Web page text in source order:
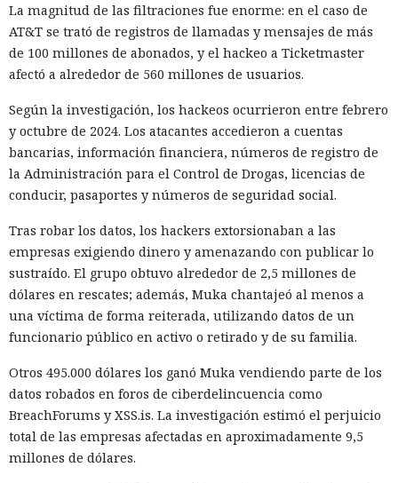
regulador no precisó si estas acciones están relacionadas
con la revisión a Palo Alto.
La presión sobre la compañía no es nueva: ya en enero se
software de más de una decena de desarrolladores
estadounidenses e israelíes de soluciones de
ciberseguridad, incluida Palo Alto Networks. Esta última,
por cierto, se especializa en protección de redes y en la
nube, y tiene oficinas en Pekín, Shanghái, Cantón,
Un escenario similar ya se desarrolló con el fabricante de
chips de memoria Micron Technology. En 2023, la
Administración del Ciberespacio de China determinó que
los productos de la compañía no superaron la revisión y
prohibió a los operadores de infraestructura crítica del país
su negocio y en otoño de 2025 suspendió por completo las
entregas de chips para servidores a los centros de datos
chinos, conservando ventas solo en los sectores automotriz
y móvil.
La magnitud de las filtraciones fue enorme: en el caso de
AT&T se trató de registros de llamadas y mensajes de más
de 100 millones de abonados, y el hackeo a Ticketmaster
afectó a alrededor de 560 millones de usuarios.
Según la investigación, los hackeos ocurrieron entre febrero
y octubre de 2024. Los atacantes accedieron a cuentas
bancarias, información financiera, números de registro de
la Administración para el Control de Drogas, licencias de
conducir, pasaportes y números de seguridad social.
Tras robar los datos, los hackers extorsionaban a las
empresas exigiendo dinero y amenazando con publicar lo
sustraído. El grupo obtuvo alrededor de 2,5 millones de
dólares en rescates; además, Muka chantajeó al menos a
una víctima de forma reiterada, utilizando datos de un
funcionario público en activo o retirado y de su familia.
Otros 495.000 dólares los ganó Muka vendiendo parte de los
datos robados en foros de ciberdelincuencia como
BreachForums y XSS.is. La investigación estimó el perjuicio
total de las empresas afectadas en aproximadamente 9,5
millones de dólares.